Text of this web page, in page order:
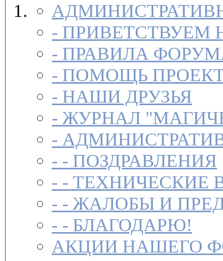
- ПРИВЕТСТВУЕМ
-
ПРАВИЛА
- ПОМОЩЬ
- НАШИ ДРУЗЬЯ
- ЖУРНАЛ
-
- - ПОЗДРАВЛЕНИЯ
- - ТЕХНИЧЕСКИЕ
- - ЖАЛОБЫ И
- - БЛАГОДАРЮ!
АКЦИИ НАШЕГО